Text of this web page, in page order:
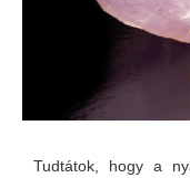
Tudtátok, hogy a